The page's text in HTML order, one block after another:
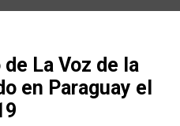
La Voz de la
en Paraguay el